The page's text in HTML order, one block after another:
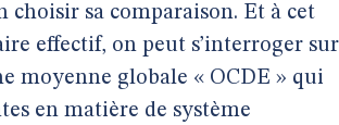
choisir sa comparaison. Et à cet
effectif, on peut s’interroger sur
moyenne globale « OCDE » qui
en matière de système